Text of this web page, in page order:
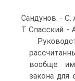
Сандунов. - С.
Т. Спасский. -
вообще
закона для